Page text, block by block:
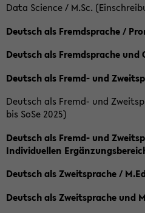
Data Science / M.Sc.
Deutsch als Fremdsprache /
Deutsch als Fremdsprache
Deutsch als Fremd- und
Deutsch als Fremd- und
bis SoSe 2025)
Deutsch als Fremd- und
Individuellen
Deutsch als Zweitsprache /
Deutsch als Zweitsprache und